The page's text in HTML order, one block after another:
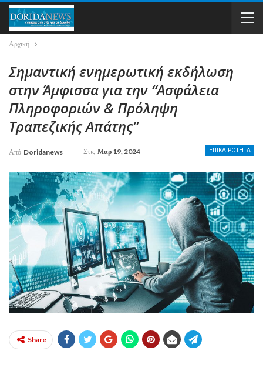
Αρχική
Σημαντική ενημερωτική εκδήλωση
στην Άμφισσα για την “Ασφάλεια
Πληροφοριών & Πρόληψη
Τραπεζικής Απάτης”
ΕΠΙΚΑΙΡΟΤΗΤΑ
Από Doridanews Στις Μαρ 19, 2024
Share